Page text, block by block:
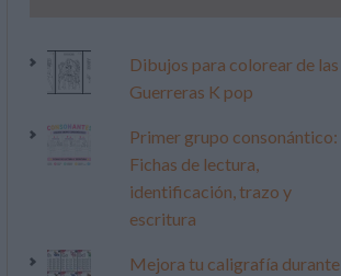
Dibujos para colorear de las
Guerreras K pop
Primer grupo consonántico:
Fichas de lectura,
identificación, trazo y
escritura
Mejora tu caligrafía durante